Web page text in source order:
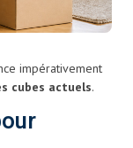
impérativement
cubes actuels.